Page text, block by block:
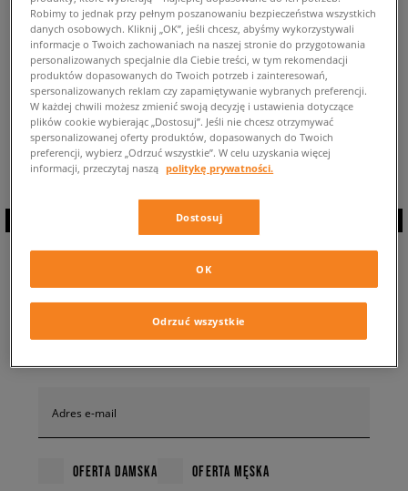
POWRÓT DO SKLEPU
Aktualnie przeglądasz: Buty New Balance materiał zamsz-nubuk . Liczba
dostępnych modeli: 0
ZAPISZ SIĘ DO
NEWSLETTERA
Adres e-mail
OFERTA DAMSKA OFERTA MĘSKA
Robimy to jednak przy pełnym poszanowaniu bezpieczeństwa wszystkich
danych osobowych. Kliknij „OK”, jeśli chcesz, abyśmy wykorzystywali
informacje o Twoich zachowaniach na naszej stronie do przygotowania
personalizowanych specjalnie dla Ciebie treści, w tym rekomendacji
produktów dopasowanych do Twoich potrzeb i zainteresowań,
spersonalizowanych reklam czy zapamiętywanie wybranych preferencji.
W każdej chwili możesz zmienić swoją decyzję i ustawienia dotyczące
plików cookie wybierając „Dostosuj”. Jeśli nie chcesz otrzymywać
spersonalizowanej oferty produktów, dopasowanych do Twoich
preferencji, wybierz „Odrzuć wszystkie”. W celu uzyskania więcej
informacji, przeczytaj naszą politykę prywatności.
Dostosuj
Odrzuć wszystkie
OK